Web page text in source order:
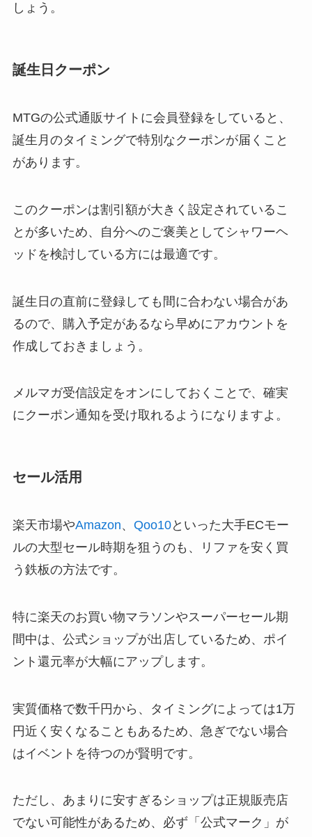
しょう。
誕生日クーポン
MTGの公式通販サイトに会員登録をしていると、
誕生月のタイミングで特別なクーポンが届くこと
があります。
このクーポンは割引額が大きく設定されているこ
とが多いため、自分へのご褒美としてシャワーヘ
ッドを検討している方には最適です。
誕生日の直前に登録しても間に合わない場合があ
るので、購入予定があるなら早めにアカウントを
作成しておきましょう。
メルマガ受信設定をオンにしておくことで、確実
にクーポン通知を受け取れるようになりますよ。
セール活用
楽天市場やAmazon、 Qoo10といった大手ECモー
ルの大型セール時期を狙うのも、リファを安く買
う鉄板の方法です。
特に楽天のお買い物マラソンやスーパーセール期
間中は、公式ショップが出店しているため、ポイ
ント還元率が大幅にアップします。
実質価格で数千円から、タイミングによっては1万
円近く安くなることもあるため、急ぎでない場合
はイベントを待つのが賢明です。
ただし、あまりに安すぎるショップは正規販売店
でない可能性があるため、必ず「公式マーク」が